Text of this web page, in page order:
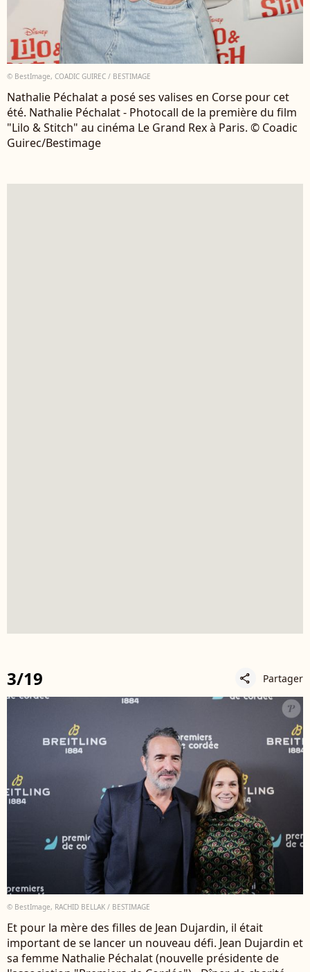
© BestImage, COADIC GUIREC / BESTIMAGE
Nathalie Péchalat a posé ses valises en Corse pour cet
été. Nathalie Péchalat - Photocall de la première du film
"Lilo & Stitch" au cinéma Le Grand Rex à Paris. © Coadic
Guirec/Bestimage
3/19 share Partager
© BestImage, RACHID BELLAK / BESTIMAGE
Et pour la mère des filles de Jean Dujardin, il était
important de se lancer un nouveau défi. Jean Dujardin et
sa femme Nathalie Péchalat (nouvelle présidente de